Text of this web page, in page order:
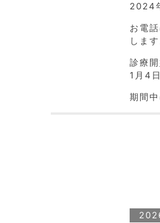
2024
お電
します
診療
1月4
期間